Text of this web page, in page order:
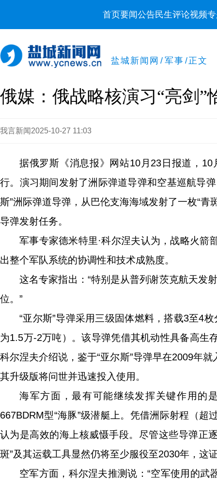
首页要闻公告民生评论视频
盐城新闻网 / 军事 /正文
俄媒：俄战略核演习“亮剑”
我言新闻 2025-10-27 11:03
据俄罗斯《消息报》网站10月23日报道，
行。演习期间发射了洲际弹道导弹和空基巡航导
斯”洲际弹道导弹，从巴伦支海海域发射了一枚“
导弹发射任务。
军事专家德米特里·科尔涅夫认为，战略火
出整个军队系统的协调性和技术成熟度。
这名专家指出：“特别是从普列谢茨克航天发
位。”
“亚尔斯”导弹采用三级固体燃料，搭载3至4
为1.5万-2万吨）。该导弹凭借其机动性具备高生
科尔涅夫介绍说，鉴于“亚尔斯”导弹早在2009年
其升级版将问世并迅速投入使用。
海军方面，最有可能继续发挥关键作用的
667BDRM型“海豚”级潜艇上。凭借洲际射程（超
认为是高效的海上核威慑手段。尽管这些导弹正
斑”及其运载工具显然仍将至少服役至2030年，这
空军方面，科尔涅夫推测说：“空军使用的